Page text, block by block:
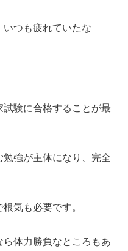
つも疲れていたな
試験に合格することが最
強が主体になり、完全
気も必要です。
体力勝負なところもあ